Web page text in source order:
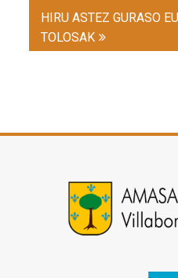
HIRU ASTEZ GURASO
TOLOSAK